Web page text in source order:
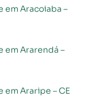
em Aracoiaba –
em Ararendá –
em Araripe – CE